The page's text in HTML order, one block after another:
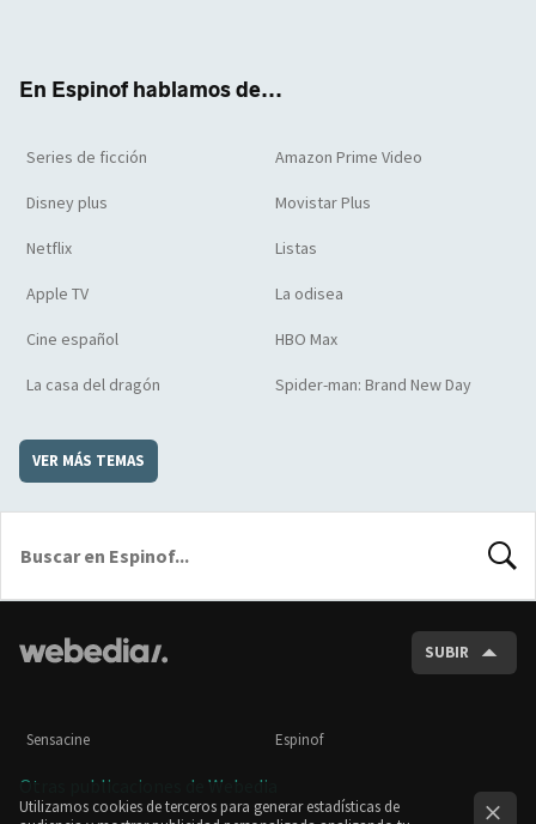
En Espinof hablamos de...
Series de ficción Amazon Prime Video
Disney plus Movistar Plus
Netflix Listas
Apple TV La odisea
Cine español HBO Max
La casa del dragón Spider-man: Brand New Day
VER MÁS TEMAS
SUBIR
Sensacine Espinof
Otras publicaciones de Webedia
Utilizamos cookies de terceros para generar estadísticas de